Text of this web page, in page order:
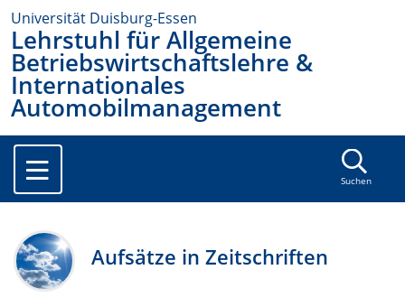
Universität Duisburg-Essen
Lehrstuhl für Allgemeine
Betriebswirtschaftslehre &
Internationales
Automobilmanagement
Suchen
Aufsätze in Zeitschriften